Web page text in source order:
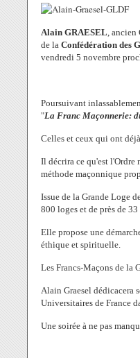
Alain GRAESEL, ancien
de la Confédération des
vendredi 5 novembre
Poursuivant
"La Franc Maçonnerie:
Celles et ceux qui ont
Il décrira ce qu'est l'Ordre
méthode maçonnique
Issue de la Grande Loge
800 loges et de près de
Elle propose une
éthique et spirituelle.
Les Francs-Maçons de la
Alain Graesel dédicacera
Universitaires de France
Une soirée à ne pas